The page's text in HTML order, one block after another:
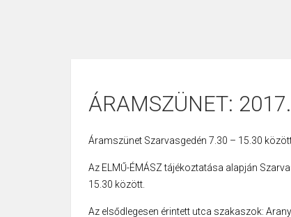
ÁRAMSZÜNET:
Áramszünet Szarvasgedén 7.30 – 15.30
Az ELMŰ-ÉMÁSZ tájékoztatása alapján
15.30 között.
Az elsődlegesen érintett utca szakaszok: